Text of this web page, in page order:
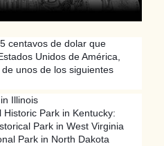
centavos de dolar que
Unidos de América,
unos de los siguientes
Illinois
Park in Kentucky:
Park in West Virginia
Park in North Dakota